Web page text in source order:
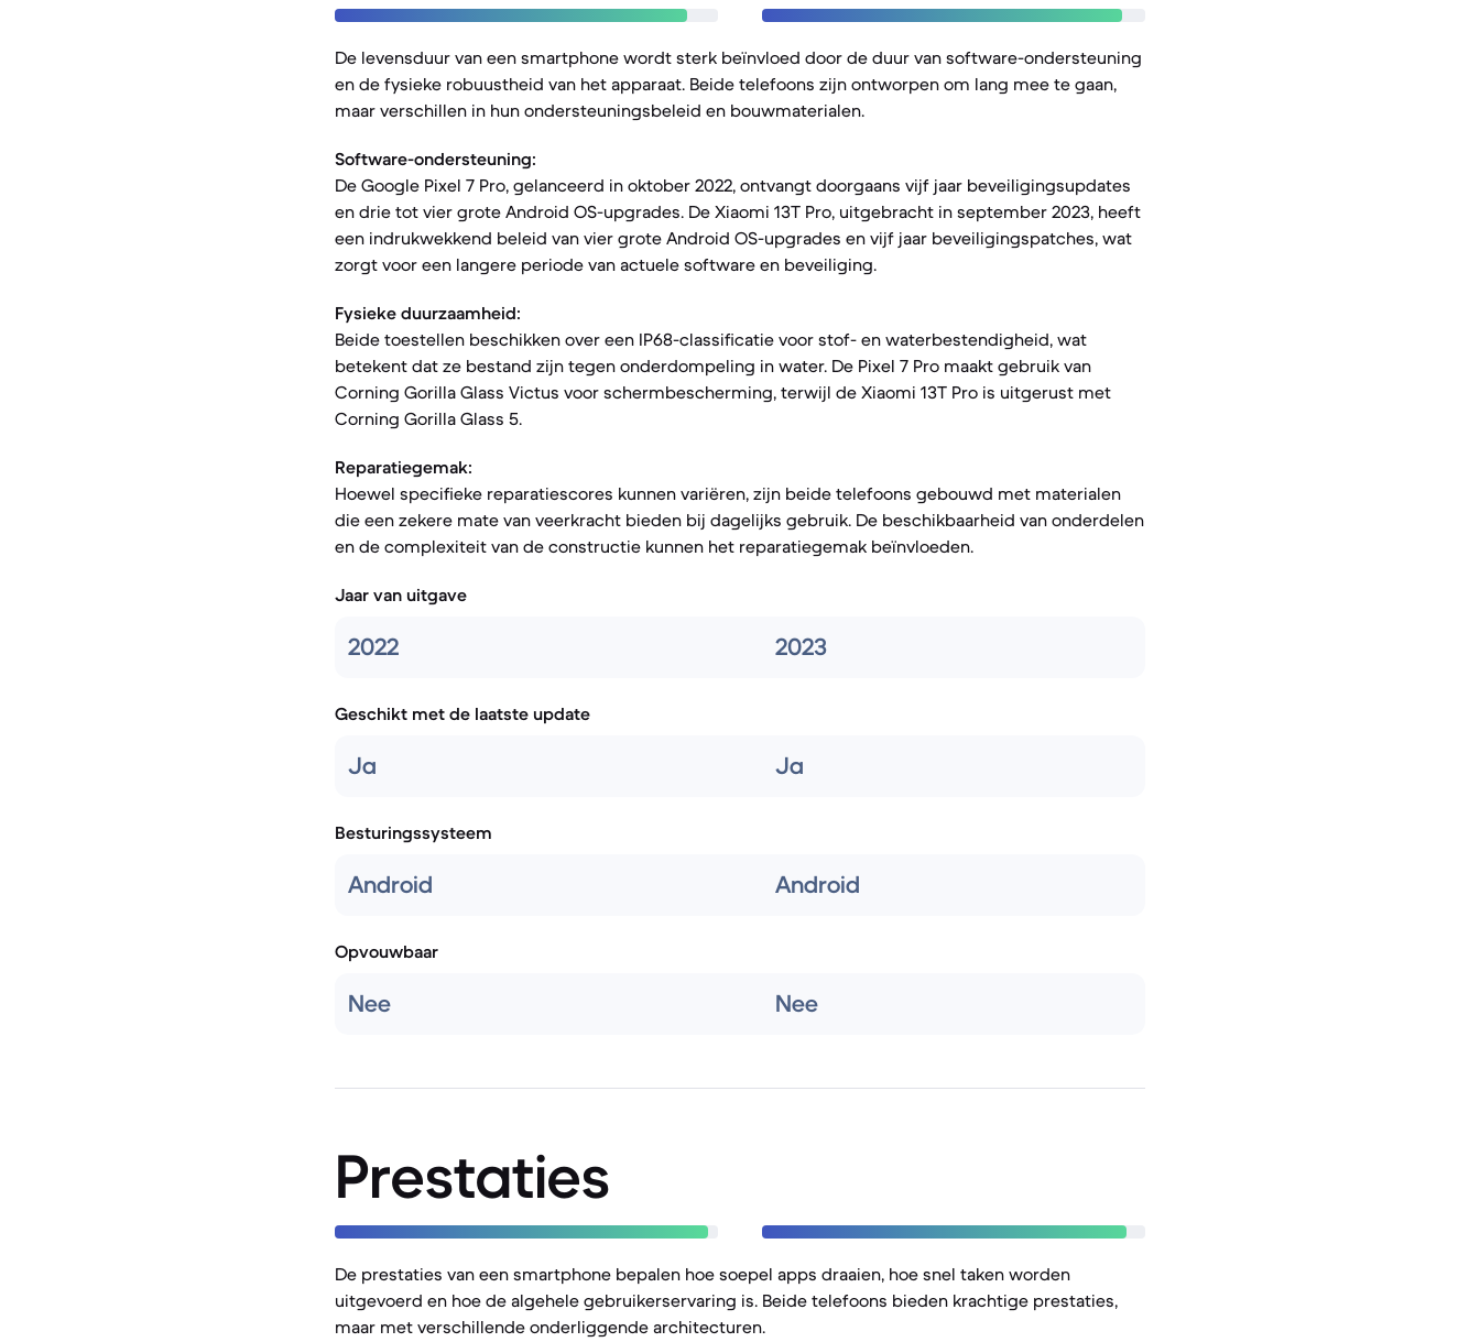
De levensduur van een smartphone wordt sterk beïnvloed door de duur van software-ondersteuning
en de fysieke robuustheid van het apparaat. Beide telefoons zijn ontworpen om lang mee te gaan,
maar verschillen in hun ondersteuningsbeleid en bouwmaterialen.
Software-ondersteuning:
De Google Pixel 7 Pro, gelanceerd in oktober 2022, ontvangt doorgaans vijf jaar beveiligingsupdates
en drie tot vier grote Android OS-upgrades. De Xiaomi 13T Pro, uitgebracht in september 2023, heeft
een indrukwekkend beleid van vier grote Android OS-upgrades en vijf jaar beveiligingspatches, wat
zorgt voor een langere periode van actuele software en beveiliging.
Fysieke duurzaamheid:
Beide toestellen beschikken over een IP68-classificatie voor stof- en waterbestendigheid, wat
betekent dat ze bestand zijn tegen onderdompeling in water. De Pixel 7 Pro maakt gebruik van
Corning Gorilla Glass Victus voor schermbescherming, terwijl de Xiaomi 13T Pro is uitgerust met
Corning Gorilla Glass 5.
Reparatiegemak:
Hoewel specifieke reparatiescores kunnen variëren, zijn beide telefoons gebouwd met materialen
die een zekere mate van veerkracht bieden bij dagelijks gebruik. De beschikbaarheid van onderdelen
en de complexiteit van de constructie kunnen het reparatiegemak beïnvloeden.
Jaar van uitgave
2022 2023
Geschikt met de laatste update
Ja Ja
Besturingssysteem
Android Android
Opvouwbaar
Nee Nee
Prestaties
De prestaties van een smartphone bepalen hoe soepel apps draaien, hoe snel taken worden
uitgevoerd en hoe de algehele gebruikerservaring is. Beide telefoons bieden krachtige prestaties,
maar met verschillende onderliggende architecturen.